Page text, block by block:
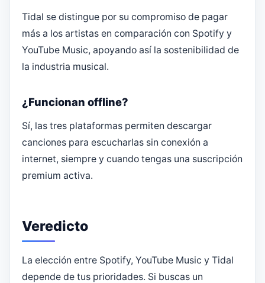
Tidal se distingue por su compromiso de pagar
más a los artistas en comparación con Spotify y
YouTube Music, apoyando así la sostenibilidad de
la industria musical.
¿Funcionan offline?
Sí, las tres plataformas permiten descargar
canciones para escucharlas sin conexión a
internet, siempre y cuando tengas una suscripción
premium activa.
Veredicto
La elección entre Spotify, YouTube Music y Tidal
depende de tus prioridades. Si buscas un